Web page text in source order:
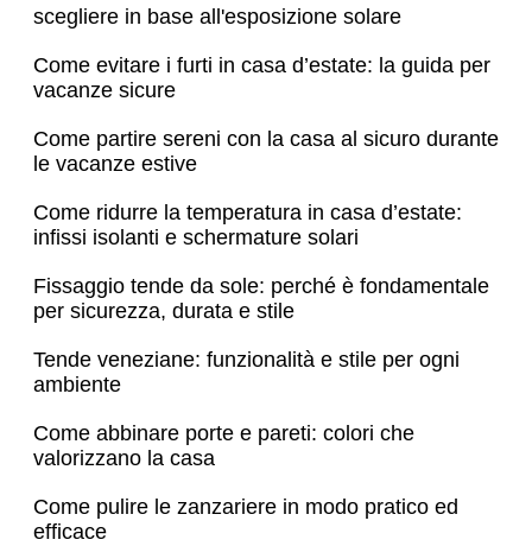
scegliere in base all'esposizione solare
Come evitare i furti in casa d’estate: la guida per
vacanze sicure
Come partire sereni con la casa al sicuro durante
le vacanze estive
Come ridurre la temperatura in casa d’estate:
infissi isolanti e schermature solari
Fissaggio tende da sole: perché è fondamentale
per sicurezza, durata e stile
Tende veneziane: funzionalità e stile per ogni
ambiente
Come abbinare porte e pareti: colori che
valorizzano la casa
Come pulire le zanzariere in modo pratico ed
efficace